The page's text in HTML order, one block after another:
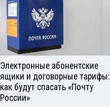
Электронные абонентские
ящики и договорные тарифы:
как будут спасать «Почту
России»